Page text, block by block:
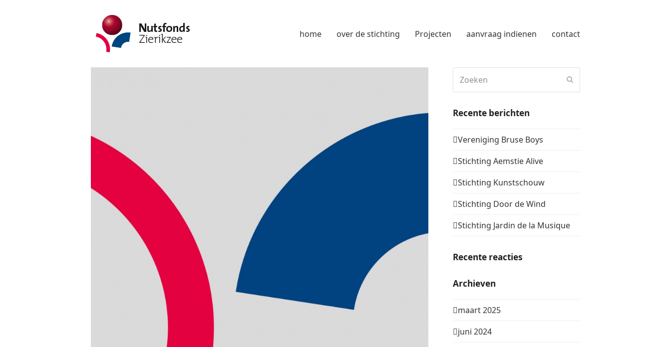
home over de stichting Projecten aanvraag indienen contact
Recente berichten
Vereniging Bruse Boys
Stichting Aemstie Alive
Stichting Kunstschouw
Stichting Door de Wind
Stichting Jardin de la Musique
Recente reacties
Archieven
maart 2025
juni 2024